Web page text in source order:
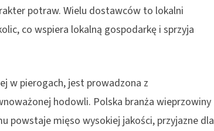
potraw. Wielu dostawców to lokalni
co wspiera lokalną gospodarkę i sprzyja
w pierogach, jest prowadzona z
hodowli. Polska branża wieprzowiny
powstaje mięso wysokiej jakości, przyjazne dla